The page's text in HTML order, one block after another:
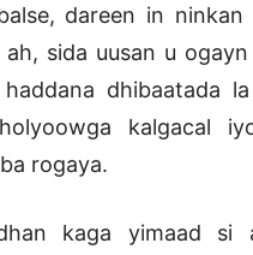
dareen in
sida uusan u
dhibaatada
kalgacal
rogaya.
kaga yimaad si